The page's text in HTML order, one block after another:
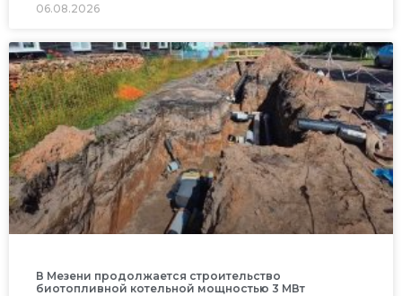
06.08.2026
В Мезени продолжается строительство
биотопливной котельной мощностью 3 МВт